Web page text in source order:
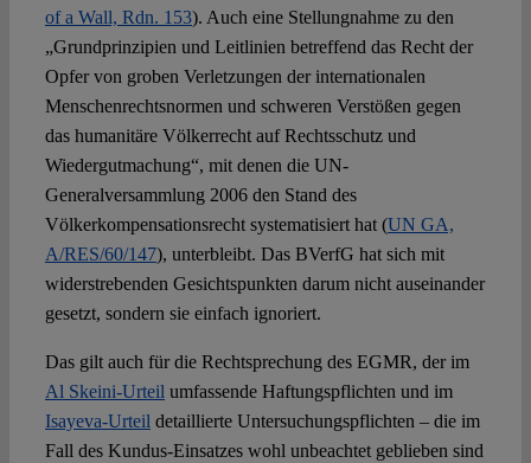
of a Wall, Rdn. 153). Auch eine Stellungnahme zu den
„Grundprinzipien und Leitlinien betreffend das Recht der
Opfer von groben Verletzungen der internationalen
Menschenrechts­normen und schweren Verstößen gegen
das humanitäre Völkerrecht auf Rechtsschutz und
Wiedergutmachung“, mit denen die UN-
Generalversammlung 2006 den Stand des
Völkerkompensationsrecht systematisiert hat (UN GA,
A/RES/60/147), unterbleibt. Das BVerfG hat sich mit
widerstrebenden Gesichtspunkten darum nicht auseinander
gesetzt, sondern sie einfach ignoriert.
Das gilt auch für die Rechtsprechung des EGMR, der im
Al Skeini-Urteil umfassende Haftungspflichten und im
Isayeva-Urteil detaillierte Untersuchungspflichten – die im
Fall des Kundus-Einsatzes wohl unbeachtet geblieben sind